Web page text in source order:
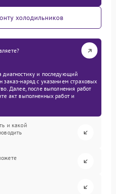
холодильников
диагностику и последующий
заказ-наряд с указанием страховых
Далее, после выполнения работ
акт выполненных работ и
и какой